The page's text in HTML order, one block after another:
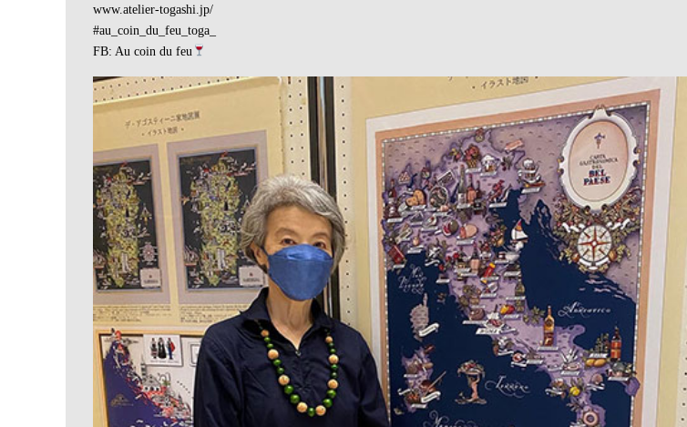
www.atelier-togashi.jp/
#au_coin_du_feu_toga_
FB: Au coin du feu